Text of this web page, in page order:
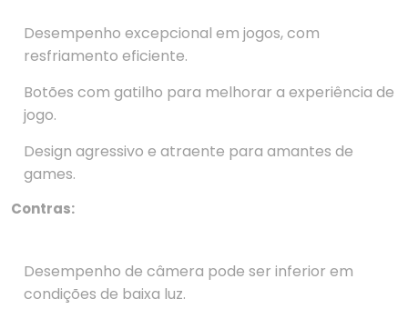
Desempenho excepcional em jogos, com
resfriamento eficiente.
Botões com gatilho para melhorar a experiência de
jogo.
Design agressivo e atraente para amantes de
games.
Contras:
Desempenho de câmera pode ser inferior em
condições de baixa luz.